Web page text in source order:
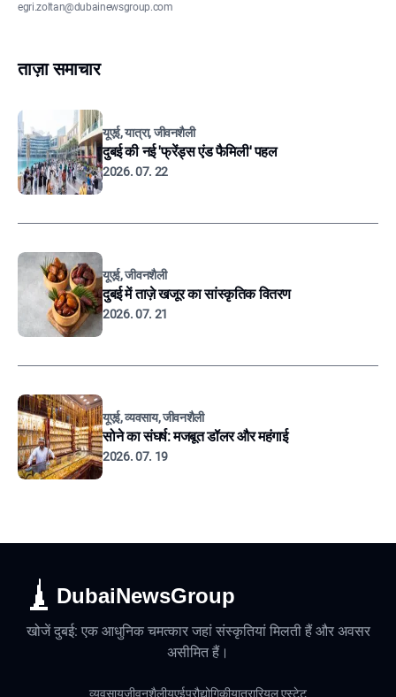
egri.zoltan@dubainewsgroup.com
ताज़ा समाचार
यूएई, यात्रा, जीवनशैली
दुबई की नई 'फ्रेंड्स एंड फैमिली' पहल
2026. 07. 22
यूएई, जीवनशैली
दुबई में ताज़े खजूर का सांस्कृतिक वितरण
2026. 07. 21
यूएई, व्यवसाय, जीवनशैली
सोने का संघर्ष: मजबूत डॉलर और महंगाई
2026. 07. 19
DubaiNewsGroup
खोजें दुबई: एक आधुनिक चमत्कार जहां संस्कृतियां मिलती हैं और अवसर
असीमित हैं।
व्यवसायजीवनशैलीयूएईप्रौद्योगिकीयात्रारियल एस्टेट